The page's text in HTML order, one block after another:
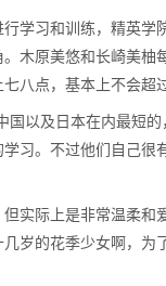
学习和训练，精英
木原美悠和长崎美
八点，基本上不会超
以及日本在内最短
习。不过他们自己
实际上是非常温柔和
岁的花季少女啊，